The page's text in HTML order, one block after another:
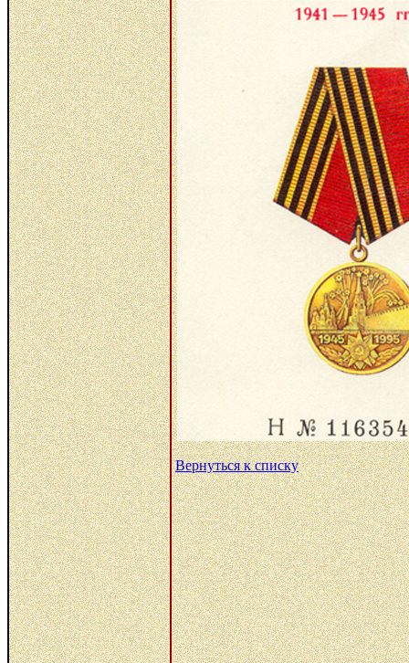
Вернуться к списку